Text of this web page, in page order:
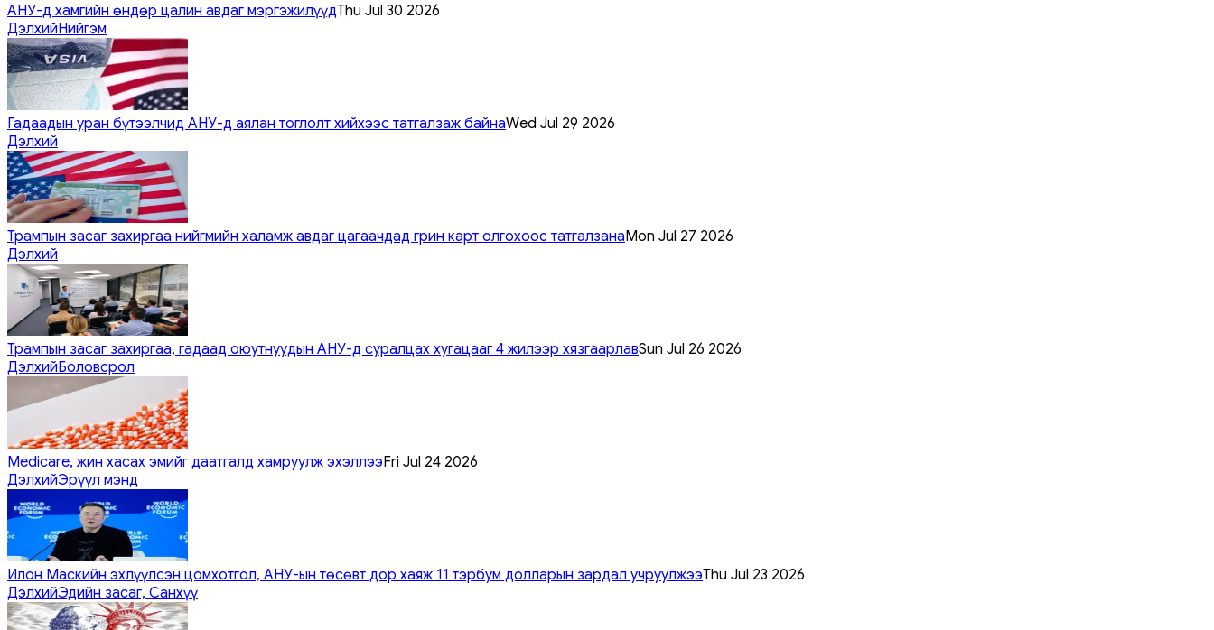
АНУ-д хамгийн өндөр цалин авдаг мэргэжилүүдThu Jul 30 2026
ДэлхийНийгэм
Гадаадын уран бүтээлчид АНУ-д аялан тоглолт хийхээс татгалзаж байнаWed Jul 29 2026
Дэлхий
Трампын засаг захиргаа нийгмийн халамж авдаг цагаачдад грин карт олгохоос татгалзанаMon Jul 27 2026
Дэлхий
Трампын засаг захиргаа, гадаад оюутнуудын АНУ-д суралцах хугацааг 4 жилээр хязгаарлавSun Jul 26 2026
ДэлхийБоловсрол
Medicare, жин хасах эмийг даатгалд хамруулж эхэллээFri Jul 24 2026
ДэлхийЭрүүл мэнд
Илон Маскийн эхлүүлсэн цомхотгол, АНУ-ын төсөвт дор хаяж 11 тэрбум долларын зардал учруулжээThu Jul 23 2026
ДэлхийЭдийн засаг, Санхүү